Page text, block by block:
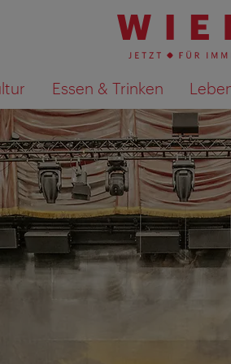
Essen & Trinken